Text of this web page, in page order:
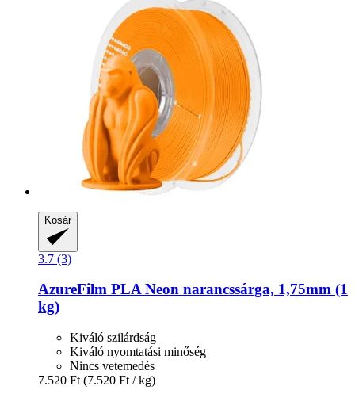
Kosár
3.7 (3)
AzureFilm PLA Neon narancssárga, 1,75mm (1
kg)
Kiváló szilárdság
Kiváló nyomtatási minőség
Nincs vetemedés
7.520 Ft (7.520 Ft / kg)